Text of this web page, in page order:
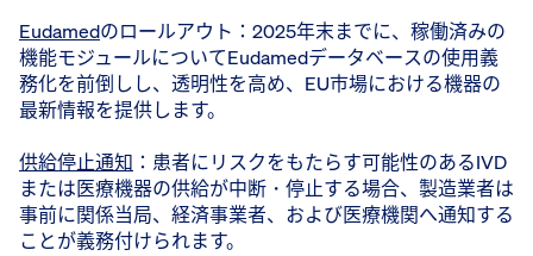
Eudamedのロールアウト：2025年末までに、稼働済みの
機能モジュールについてEudamedデータベースの使用義
務化を前倒しし、透明性を高め、EU市場における機器の
最新情報を提供します。
供給停止通知 ：患者にリスクをもたらす可能性のあるIVD
または医療機器の供給が中断・停止する場合、製造業者は
事前に関係当局、経済事業者、および医療機関へ通知する
ことが義務付けられます。